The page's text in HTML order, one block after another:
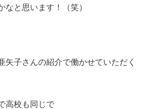
なと思います！（笑）
矢子さんの紹介で働かせていただく
高校も同じで